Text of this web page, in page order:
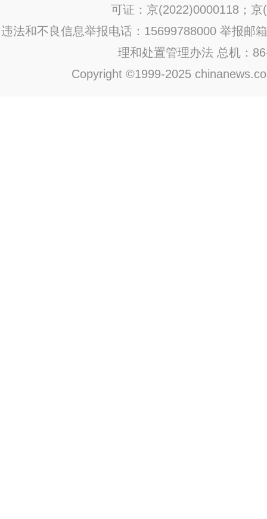
可证：京(2022)0000118；京
违法和不良信息举报电话：15699788000 举报邮
理和处置管理办法 总机：
Copyright ©1999-2025